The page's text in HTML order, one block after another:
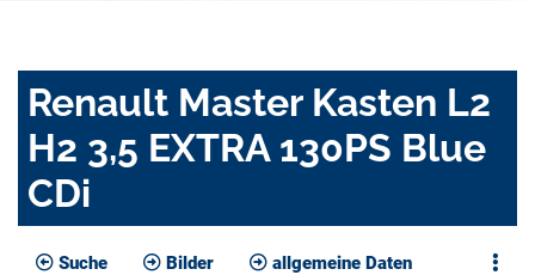
Renault Master Kasten L2
H2 3,5 EXTRA 130PS Blue
CDi
Suche Bilder allgemeine Daten